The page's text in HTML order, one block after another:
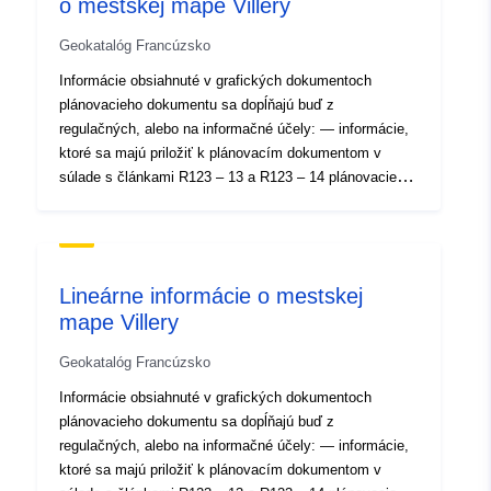
o mestskej mape Villery
Geokatalóg Francúzsko
Informácie obsiahnuté v grafických dokumentoch
plánovacieho dokumentu sa dopĺňajú buď z
regulačných, alebo na informačné účely: — informácie,
ktoré sa majú priložiť k plánovacím dokumentom v
súlade s článkami R123 – 13 a R123 – 14 plánovacieho
Lineárne informácie o mestskej
mape Villery
Geokatalóg Francúzsko
Informácie obsiahnuté v grafických dokumentoch
plánovacieho dokumentu sa dopĺňajú buď z
regulačných, alebo na informačné účely: — informácie,
ktoré sa majú priložiť k plánovacím dokumentom v